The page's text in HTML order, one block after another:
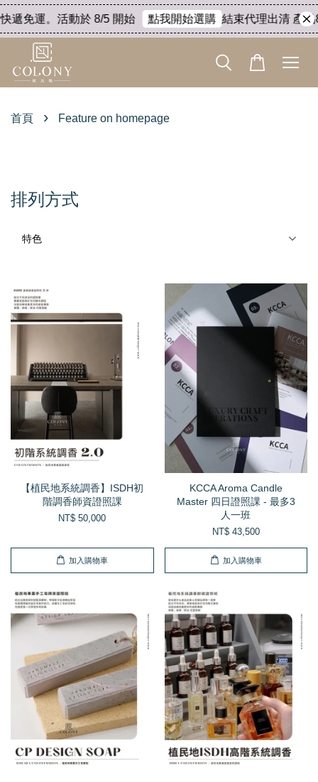
免運。活動於 8/5 開始 點我開始選購 結束代理出清 產品8
首頁 › Feature on homepage
排列方式
【植民地系統調香】ISDH初
階調香師資證照課
NT$ 50,000
加入購物車
KCCA Aroma Candle
Master 四日證照課 - 最多3
人一班
NT$ 43,500
加入購物車